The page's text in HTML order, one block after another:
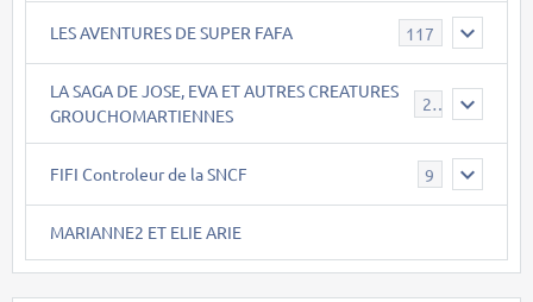
LES AVENTURES DE SUPER FAFA 117
LA SAGA DE JOSE, EVA ET AUTRES CREATURES
GROUCHOMARTIENNES
26
FIFI Controleur de la SNCF 9
MARIANNE2 ET ELIE ARIE